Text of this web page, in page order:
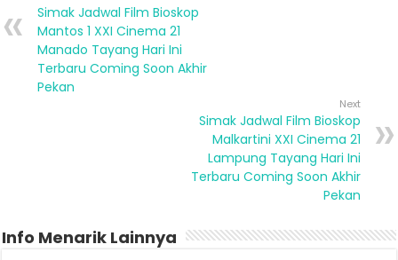
Simak Jadwal Film Bioskop
Mantos 1 XXI Cinema 21
Manado Tayang Hari Ini
Terbaru Coming Soon Akhir
Pekan
Next
Simak Jadwal Film Bioskop
Malkartini XXI Cinema 21
Lampung Tayang Hari Ini
Terbaru Coming Soon Akhir
Pekan
Info Menarik Lainnya